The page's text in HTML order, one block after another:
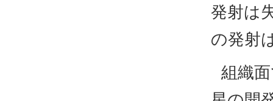
発射は
の発射
組織